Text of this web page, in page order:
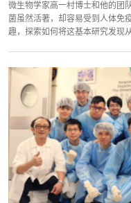
微生物学家高一村博士和他的团
菌虽然活著，却容易受到人体免
趣，探索如何将这基本研究发现